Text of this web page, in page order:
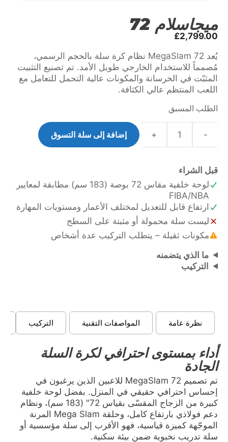
ميجاسلام 72
£2,799.00
يُعد MegaSlam 72 نظام كرة سلة بالحجم الرسمي،
مُصمماً للاستخدام الخارجي طويل الأمد. تم تصنيع التثبيت
المثبّت في الخرسانة والمكونات عالية التحمل للتعامل مع
اللعب المنتظم عالي الكثافة.
الطلب المسبق
-
كمية
MegaSlam
+ إضافة إلى سلة التسوق
قبل الشراء
لوحة خلفية مقاس 72 بوصة (183 سم) مطابقة لمعايير
FIBA/NBA
ارتفاع قابل للتعديل لمختلف الأعمار ومستويات المهارة
ليست سلة محمولة أو مثبتة على السطح
مكونات ثقيلة – يتطلب التركيب عدة أشخاص
ما الذي يتضمنه
التركيب
نظرة عامة المواصفات التقنية التركيب
أداء بمستوى احترافي لكرة السلة
الجادة
تم تصميم MegaSlam 72 للاعبين الذين يرغبون في
إحساس احترافي حقيقي في المنزل. بفضل لوحة خلفية
كبيرة من الزجاج المقسّى بقياس 72" (183 سم)، ونظام
دعم فولاذي بارتفاع كامل، وحلقة Mega Slam المرنة
الموجّهة كميزة قياسية، فهو الأقرب إلى سلة مؤسسية أو
سلة تدريب نخبوية ضمن بيئة سكنية.